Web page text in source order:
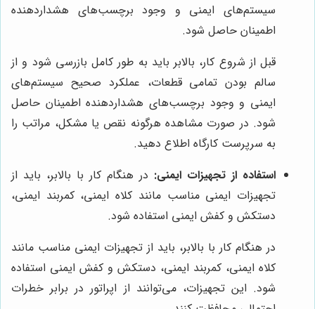
سیستم‌های ایمنی و وجود برچسب‌های هشداردهنده
اطمینان حاصل شود.
قبل از شروع کار، بالابر باید به طور کامل بازرسی شود و از
سالم بودن تمامی قطعات، عملکرد صحیح سیستم‌های
ایمنی و وجود برچسب‌های هشداردهنده اطمینان حاصل
شود. در صورت مشاهده هرگونه نقص یا مشکل، مراتب را
به سرپرست کارگاه اطلاع دهید.
استفاده از تجهیزات ایمنی: در هنگام کار با بالابر، باید از
تجهیزات ایمنی مناسب مانند کلاه ایمنی، کمربند ایمنی،
دستکش و کفش ایمنی استفاده شود.
در هنگام کار با بالابر، باید از تجهیزات ایمنی مناسب مانند
کلاه ایمنی، کمربند ایمنی، دستکش و کفش ایمنی استفاده
شود. این تجهیزات، می‌توانند از اپراتور در برابر خطرات